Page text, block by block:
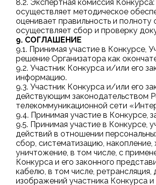
8.2. Экспертная комиссия Конкурса:
осуществляет методическое
оценивает правильность и
осуществляет сбор и проверку
9. СОГЛАШЕНИЕ
9.1. Принимая участие в Конкурсе,
решение Организатора как
9.2. Участник Конкурса и/или его
информацию.
9.3. Участник Конкурса и/или его
действующим законодательством
телекоммуникационной сети
9.4. Принимая участие в Конкурсе,
9.5. Принимая участие в Конкурсе,
действий в отношении
сбор, систематизацию, накопление,
уничтожение, в том числе, с
Конкурса и его законного
кабелю, в том числе,
изображений участника Конкурса